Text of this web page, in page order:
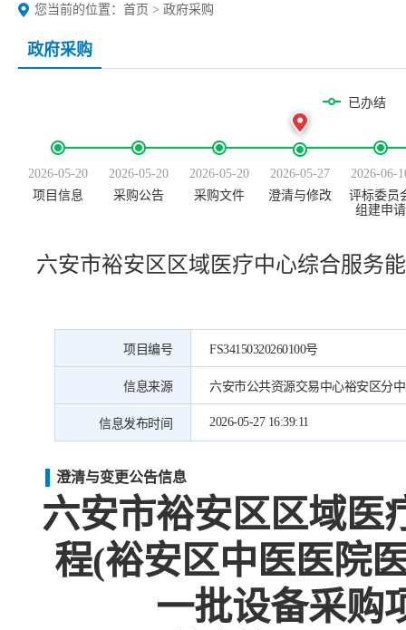
您当前的位置： 首页 > 政府采购
政府采购
已办结
2026-05-20
项目信息
2026-05-20
采购公告
2026-05-20
采购文件
2026-05-27
澄清与修改
2026-06-
评标委员
组建申请
六安市裕安区区域医疗中心综合服务
项目编号 FS34150320260100号
信息来源 六安市公共资源交易中心裕安区分
信息发布时间 2026-05-27 16:39:11
澄清与变更公告信息
六安市裕安区区域医
程(裕安区中医医院
一批设备采购